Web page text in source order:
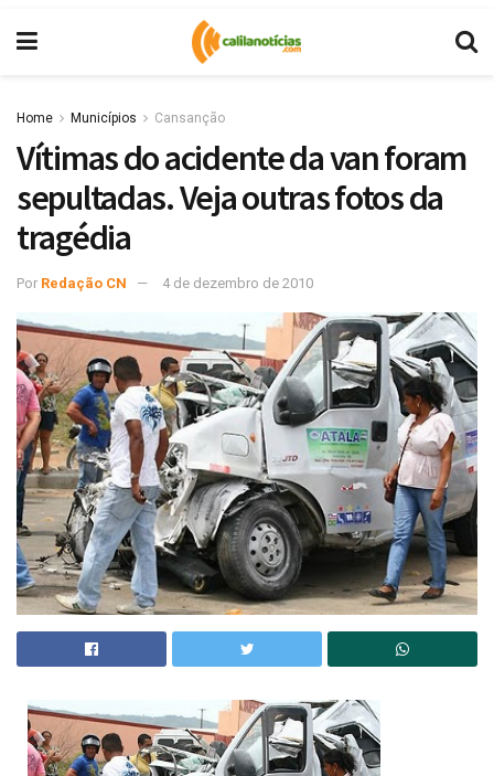
Home Municípios Cansanção
Vítimas do acidente da van foram
sepultadas. Veja outras fotos da
tragédia
Por Redação CN 4 de dezembro de 2010